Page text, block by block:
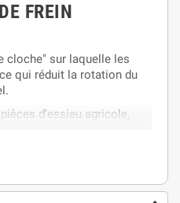
FREIN
cloche" sur laquelle les
qui réduit la rotation du
d'essieu agricole,